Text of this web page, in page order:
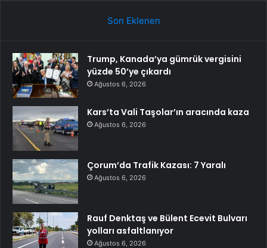
Son Eklenen
Trump, Kanada’ya gümrük vergisini
yüzde 50’ye çıkardı
Ağustos 6, 2026
Kars’ta Vali Taşolar’ın aracında kaza
Ağustos 6, 2026
Çorum’da Trafik Kazası: 7 Yaralı
Ağustos 6, 2026
Rauf Denktaş ve Bülent Ecevit Bulvarı
yolları asfaltlanıyor
Ağustos 6, 2026